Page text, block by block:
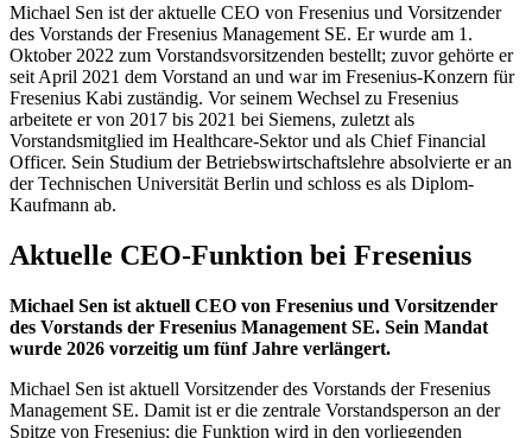
Michael Sen ist der aktuelle CEO von Fresenius und Vorsitzender
des Vorstands der Fresenius Management SE. Er wurde am 1.
Oktober 2022 zum Vorstandsvorsitzenden bestellt; zuvor gehörte er
seit April 2021 dem Vorstand an und war im Fresenius-Konzern für
Fresenius Kabi zuständig. Vor seinem Wechsel zu Fresenius
arbeitete er von 2017 bis 2021 bei Siemens, zuletzt als
Vorstandsmitglied im Healthcare-Sektor und als Chief Financial
Officer. Sein Studium der Betriebswirtschaftslehre absolvierte er an
der Technischen Universität Berlin und schloss es als Diplom-
Kaufmann ab.
Aktuelle CEO-Funktion bei Fresenius
Michael Sen ist aktuell CEO von Fresenius und Vorsitzender
des Vorstands der Fresenius Management SE. Sein Mandat
wurde 2026 vorzeitig um fünf Jahre verlängert.
Michael Sen ist aktuell Vorsitzender des Vorstands der Fresenius
Management SE. Damit ist er die zentrale Vorstandsperson an der
Spitze von Fresenius; die Funktion wird in den vorliegenden